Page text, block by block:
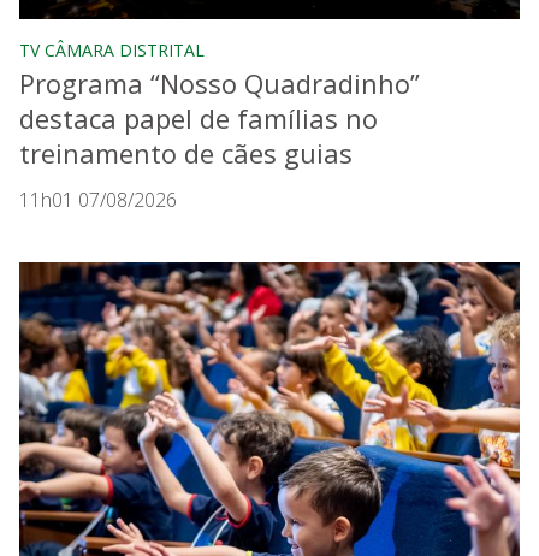
TV CÂMARA DISTRITAL
Programa “Nosso Quadradinho”
destaca papel de famílias no
treinamento de cães guias
11h01 07/08/2026